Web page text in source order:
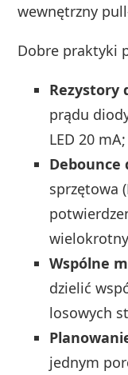
wewnętrzny
Dobre praktyki
Rezystory
prądu
LED 20 mA;
Debounce
sprzętowa
Wspólne
dzielić
losowych
jednym